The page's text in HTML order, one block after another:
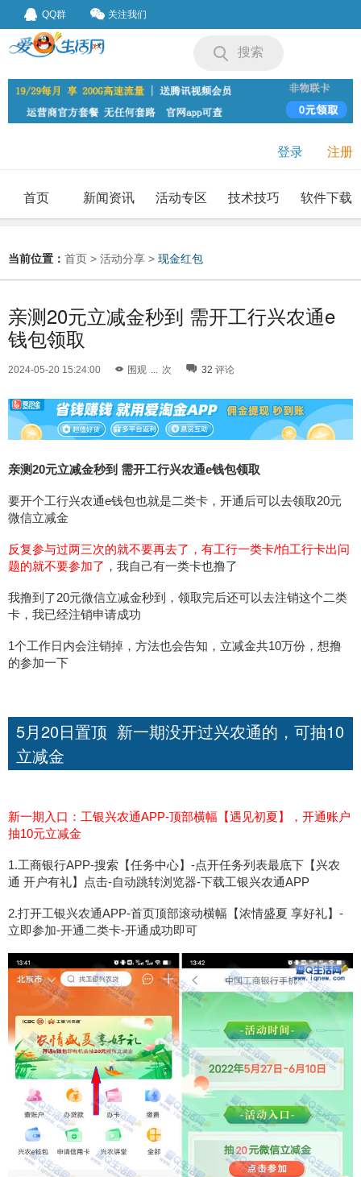
QQ群 关注我们
搜索
登录 注册
首页 新闻资讯 活动专区 技术技巧 软件下载
当前位置： 首页 > 活动分享 > 现金红包
亲测20元立减金秒到 需开工行兴农通e
钱包领取
2024-05-20 15:24:00 围观 ... 次 32 评论
亲测20元立减金秒到 需开工行兴农通e钱包领取
要开个工行兴农通e钱包也就是二类卡，开通后可以去领取20元
微信立减金
反复参与过两三次的就不要再去了，有工行一类卡/怕工行卡出问
题的就不要参加了 ，我自己有一类卡也撸了
我撸到了20元微信立减金秒到，领取完后还可以去注销这个二类
卡，我已经注销申请成功
1个工作日内会注销掉，方法也会告知，立减金共10万份，想撸
的参加一下
5月20日置顶 新一期没开过兴农通的，可抽10
立减金
新一期入口：工银兴农通APP-顶部横幅【遇见初夏】，开通账户
抽10元立减金
1.工商银行APP-搜索【任务中心】-点开任务列表最底下【兴农
通 开户有礼】点击-自动跳转浏览器-下载工银兴农通APP
2.打开工银兴农通APP-首页顶部滚动横幅【浓情盛夏 享好礼】-
立即参加-开通二类卡-开通成功即可